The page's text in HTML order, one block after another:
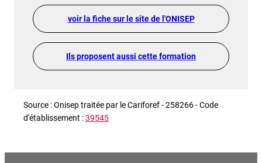
voir la fiche sur le site de l'ONISEP
Ils proposent aussi cette formation
Source : Onisep traitée par le Cariforef - 258266 - Code
d'établissement :39545